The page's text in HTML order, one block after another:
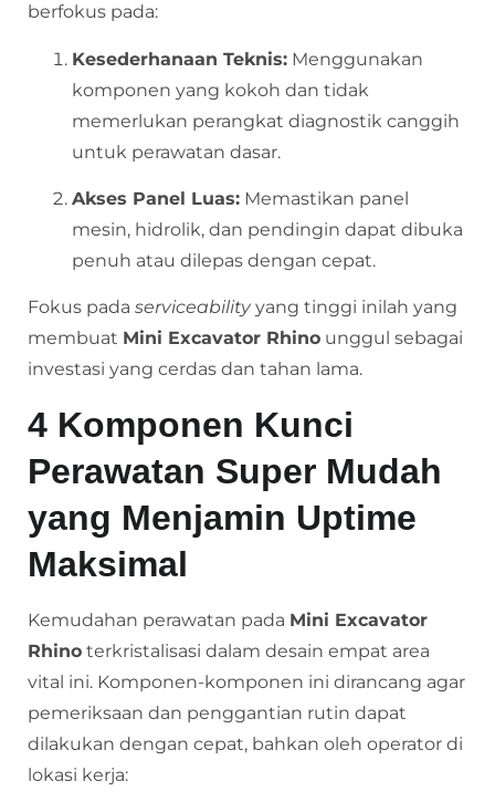
berfokus pada:
Kesederhanaan Teknis: Menggunakan
komponen yang kokoh dan tidak
memerlukan perangkat diagnostik canggih
untuk perawatan dasar.
Akses Panel Luas: Memastikan panel
mesin, hidrolik, dan pendingin dapat dibuka
penuh atau dilepas dengan cepat.
Fokus pada serviceabilityyang tinggi inilah yang
membuat Mini Excavator Rhino unggul sebagai
investasi yang cerdas dan tahan lama.
4 Komponen Kunci
Perawatan Super Mudah
yang Menjamin Uptime
Maksimal
Kemudahan perawatan pada Mini Excavator
Rhino terkristalisasi dalam desain empat area
vital ini. Komponen-komponen ini dirancang agar
pemeriksaan dan penggantian rutin dapat
dilakukan dengan cepat, bahkan oleh operator di
lokasi kerja: